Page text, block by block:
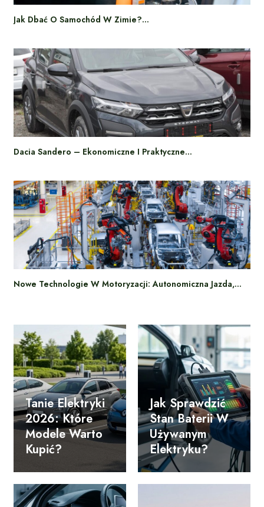
Jak Dbać O Samochód W Zimie?…
Dacia Sandero – Ekonomiczne I Praktyczne…
Nowe Technologie W Motoryzacji: Autonomiczna Jazda,…
Tanie Elektryki
2026: Które
Modele Warto
Kupić?
Jak Sprawdzić
Stan Baterii W
Używanym
Elektryku?